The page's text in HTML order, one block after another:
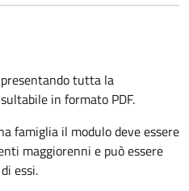
tutta la
in formato PDF.
famiglia il modulo deve essere
maggiorenni e può essere
essi.